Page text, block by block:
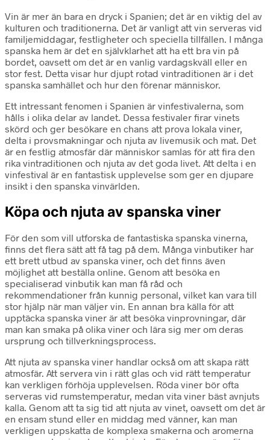
Vin är mer än bara en dryck i Spanien; det är en viktig del av
kulturen och traditionerna. Det är vanligt att vin serveras vid
familjemiddagar, festligheter och speciella tillfällen. I många
spanska hem är det en självklarhet att ha ett bra vin på
bordet, oavsett om det är en vanlig vardagskväll eller en
stor fest. Detta visar hur djupt rotad vintraditionen är i det
spanska samhället och hur den förenar människor.
Ett intressant fenomen i Spanien är vinfestivalerna, som
hålls i olika delar av landet. Dessa festivaler firar vinets
skörd och ger besökare en chans att prova lokala viner,
delta i provsmakningar och njuta av livemusik och mat. Det
är en festlig atmosfär där människor samlas för att fira den
rika vintraditionen och njuta av det goda livet. Att delta i en
vinfestival är en fantastisk upplevelse som ger en djupare
insikt i den spanska vinvärlden.
Köpa och njuta av spanska viner
För den som vill utforska de fantastiska spanska vinerna,
finns det flera sätt att få tag på dem. Många vinbutiker har
ett brett utbud av spanska viner, och det finns även
möjlighet att beställa online. Genom att besöka en
specialiserad vinbutik kan man få råd och
rekommendationer från kunnig personal, vilket kan vara till
stor hjälp när man väljer vin. En annan bra källa för att
upptäcka spanska viner är att besöka vinprovningar, där
man kan smaka på olika viner och lära sig mer om deras
ursprung och tillverkningsprocess.
Att njuta av spanska viner handlar också om att skapa rätt
atmosfär. Att servera vin i rätt glas och vid rätt temperatur
kan verkligen förhöja upplevelsen. Röda viner bör ofta
serveras vid rumstemperatur, medan vita viner bäst avnjuts
kalla. Genom att ta sig tid att njuta av vinet, oavsett om det är
en ensam stund eller en middag med vänner, kan man
verkligen uppskatta de komplexa smakerna och aromerna